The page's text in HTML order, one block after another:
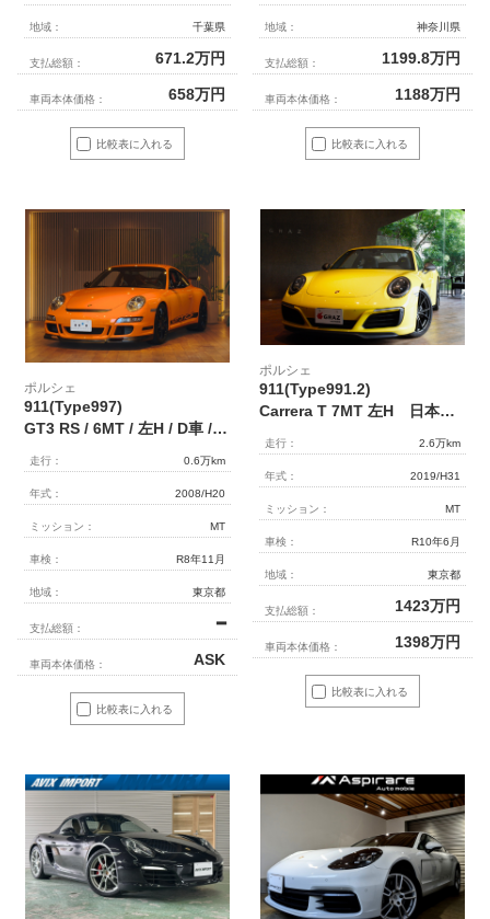
比較表に入れる
地域： 千葉県
支払総額： 671.2万円
車両本体価格： 658万円
比較表に入れる
地域： 神奈川県
支払総額： 1199.8万円
車両本体価格： 1188万円
比較表に入れる
ポルシェ
911(Type997)
GT3 RS / 6MT / 左H / D車 / ラバオレンジ/ スポーツクロノパッケージ / PCCB / 純正オーディオ（CDR24） /リフター
走行： 0.6万km
年式： 2008/H20
ミッション： MT
車検： R8年11月
地域： 東京都
支払総額： ━
車両本体価格： ASK
比較表に入れる
ポルシェ
911(Type991.2)
Carrera T 7MT 左H 日本未導入モデル スポクロ/エグ PDLS＋
走行： 2.6万km
年式： 2019/H31
ミッション： MT
車検： R10年6月
地域： 東京都
支払総額： 1423万円
車両本体価格： 1398万円